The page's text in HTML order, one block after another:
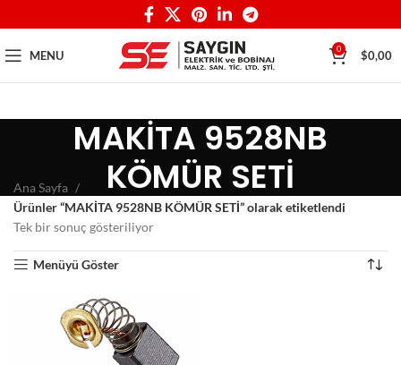
MENU 0 $0,00
MAKİTA 9528NB
KÖMÜR SETİ
Ana Sayfa
Ürünler “MAKİTA 9528NB KÖMÜR SETİ” olarak etiketlendi
Tek bir sonuç gösteriliyor
Menüyü Göster